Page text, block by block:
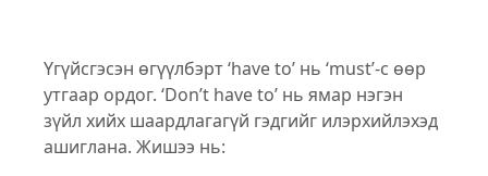
Үгүйсгэсэн өгүүлбэрт ‘have to’ нь ‘must’-с өөр
утгаар ордог. ‘Don’t have to’ нь ямар нэгэн
зүйл хийх шаардлагагүй гэдгийг илэрхийлэхэд
ашиглана. Жишээ нь: